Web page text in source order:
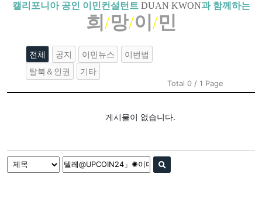
캘리포니아 공인 이민컨설턴트 DUAN KWON과 함께하는
희 /망/이 /민
전체 공지 이민뉴스
이번법
탈북＆인권
기타
Total 0 / 1 Page
게시물이 없습니다.